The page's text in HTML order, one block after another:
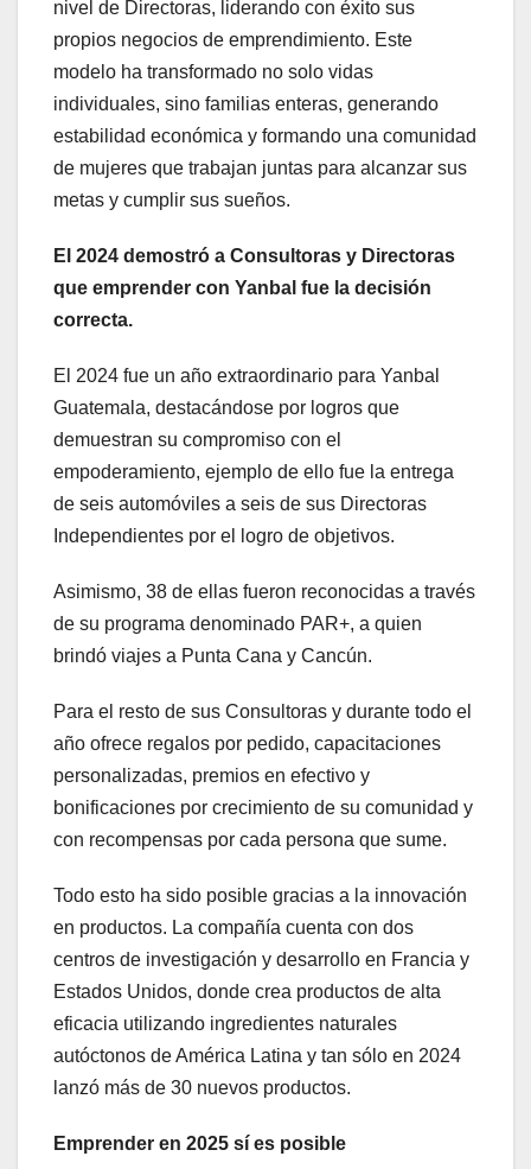
nivel de Directoras, liderando con éxito sus
propios negocios de emprendimiento. Este
modelo ha transformado no solo vidas
individuales, sino familias enteras, generando
estabilidad económica y formando una comunidad
de mujeres que trabajan juntas para alcanzar sus
metas y cumplir sus sueños.
El 2024 demostró a Consultoras y Directoras
que emprender con Yanbal fue la decisión
correcta.
El 2024 fue un año extraordinario para Yanbal
Guatemala, destacándose por logros que
demuestran su compromiso con el
empoderamiento, ejemplo de ello fue la entrega
de seis automóviles a seis de sus Directoras
Independientes por el logro de objetivos.
Asimismo, 38 de ellas fueron reconocidas a través
de su programa denominado PAR+, a quien
brindó viajes a Punta Cana y Cancún.
Para el resto de sus Consultoras y durante todo el
año ofrece regalos por pedido, capacitaciones
personalizadas, premios en efectivo y
bonificaciones por crecimiento de su comunidad y
con recompensas por cada persona que sume.
Todo esto ha sido posible gracias a la innovación
en productos. La compañía cuenta con dos
centros de investigación y desarrollo en Francia y
Estados Unidos, donde crea productos de alta
eficacia utilizando ingredientes naturales
autóctonos de América Latina y tan sólo en 2024
lanzó más de 30 nuevos productos.
Emprender en 2025 sí es posible